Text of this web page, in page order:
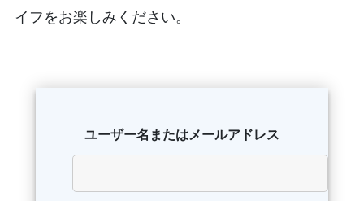
イフをお楽しみください。
ユーザー名またはメールアドレス